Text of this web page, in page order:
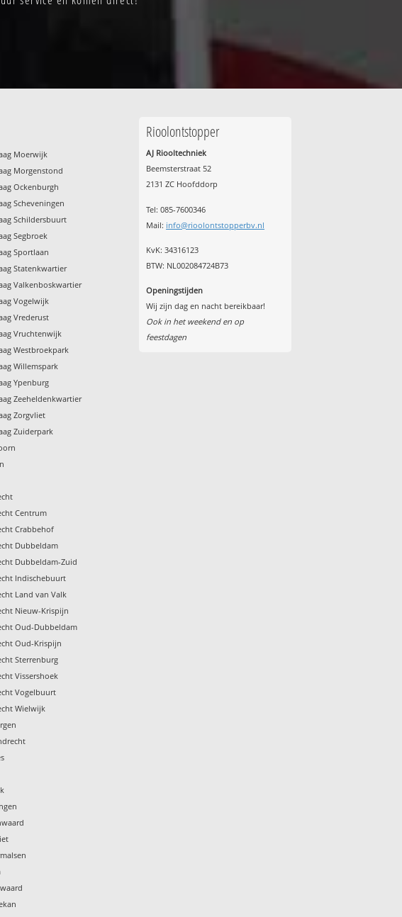
Moerwijk
Morgenstond
Ockenburgh
Scheveningen
Schildersbuurt
Segbroek
Sportlaan
Statenkwartier
Valkenboskwartier
Vogelwijk
Vrederust
Vruchtenwijk
Westbroekpark
Willemspark
Ypenburg
Zeeheldenkwartier
Zorgvliet
Zuiderpark
Centrum
Crabbehof
Dubbeldam
Dubbeldam-Zuid
Indischebuurt
Land van Valk
Nieuw-Krispijn
Oud-Dubbeldam
Oud-Krispijn
Sterrenburg
Vissershoek
Vogelbuurt
Wielwijk
Rioolontstopper
AJ Riooltechniek
Beemsterstraat 52
2131 ZC Hoofddorp
Tel:085-7600346
Mail: info@rioolontstopperbv.nl
KvK: 34316123
BTW: NL002084724B73
Openingstijden
Wij zijn dag en nacht bereikbaar!
Ook in het weekend en op
feestdagen